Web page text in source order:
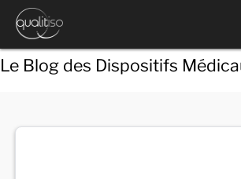
Le Blog des Dispositifs